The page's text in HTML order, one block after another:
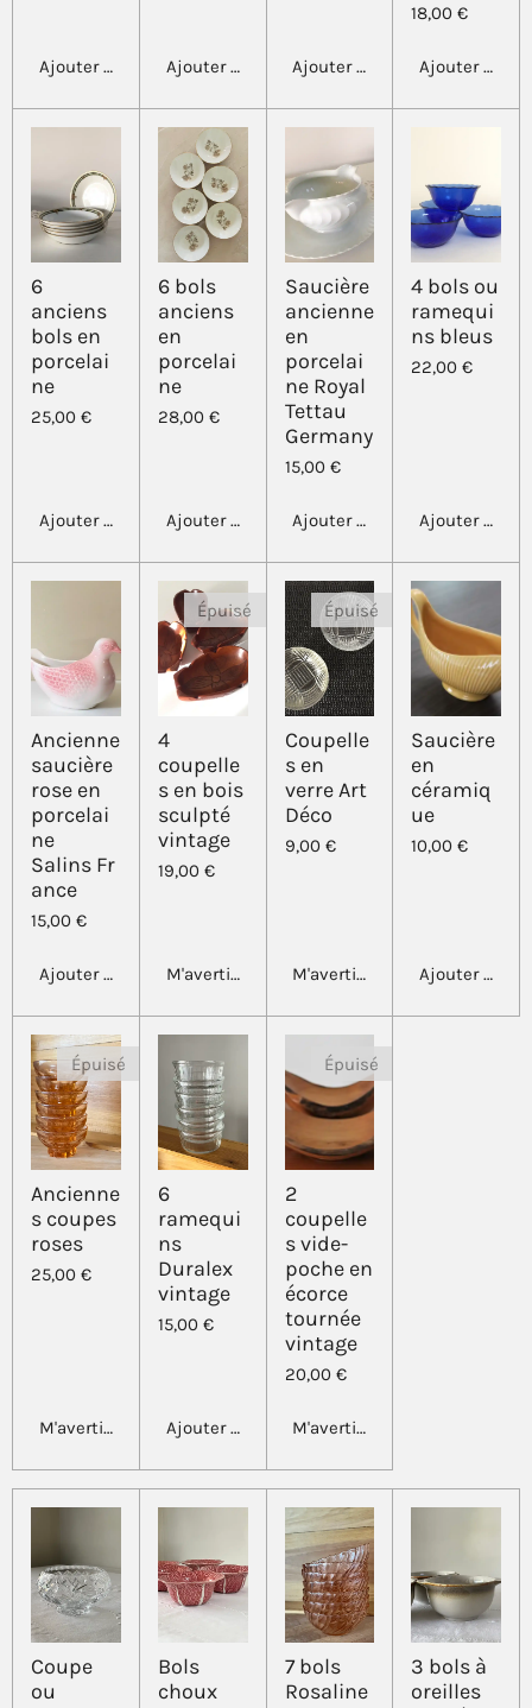
Ajouter au panierAjouter au panierAjouter au panier
18,00 €
Ajouter au
6
anciens
bols en
porcelai
ne
25,00 €
Ajouter au panier
6 bols
anciens
en
porcelai
ne
28,00 €
Ajouter au panier
Saucière
ancienne
en
porcelai
ne Royal
Tettau
Germany
15,00 €
Ajouter au panier
4 bols ou
ramequi
ns bleus
22,00 €
Ajouter au
Ancienne
saucière
rose en
porcelai
ne
Salins Fr
ance
15,00 €
Ajouter au panier
Épuisé
4
coupelle
s en bois
sculpté
vintage
19,00 €
M'avertir si disponible
Épuisé
Coupelle
s en
verre Art
Déco
9,00 €
M'avertir si disponible
Saucière
en
céramiq
ue
10,00 €
Ajouter au
Épuisé
Ancienne
s coupes
roses
25,00 €
M'avertir si disponible
6
ramequi
ns
Duralex
vintage
15,00 €
Ajouter au panier
Épuisé
2
coupelle
s vide-
poche en
écorce
tournée
vintage
20,00 €
M'avertir si disponible
Coupe
ou
Bols
choux
7 bols
Rosaline
3 bols à
oreilles